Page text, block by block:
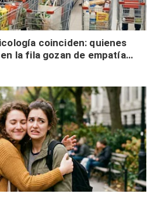
coinciden: quienes
la fila gozan de empatía
solo tienen autocontrol